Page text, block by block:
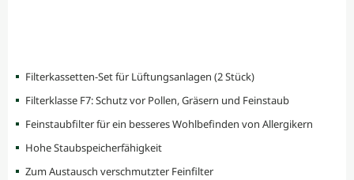
Filterkassetten-Set für Lüftungsanlagen (2 Stück)
Filterklasse F7: Schutz vor Pollen, Gräsern und Feinstaub
Feinstaubfilter für ein besseres Wohlbefinden von Allergikern
Hohe Staubspeicherfähigkeit
Zum Austausch verschmutzter Feinfilter